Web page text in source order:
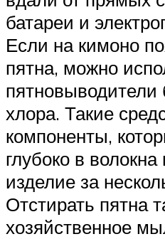
батареи и
Если на кимоно
пятна, можно
пятновыводители
хлора. Такие
компоненты,
глубоко в
изделие за
Отстирать пятна
хозяйственное